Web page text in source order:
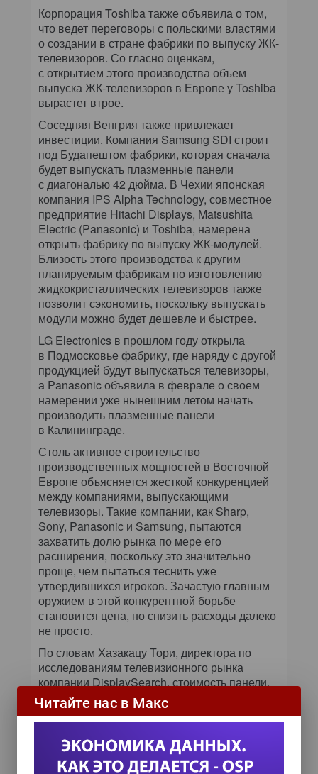
Корпорация Toshiba также объявила о том,
что ведет переговоры с польскими властями
о создании в стране фабрики по выпуску ЖК-
телевизоров. Со гласно оценкам,
с открытием этого производства объем
выпуска ЖК-телевизоров в Европе у Toshiba
вырастет втрое.
Соседняя Венгрия также привлекает
инвестиции. Компания Samsung SDI строит
под Будапештом фабрики, которая сначала
будет выпускать плазменные панели
с диагональю 42 дюйма. В Чехии японская
компания IPS Alpha Technology, совместное
предприятие Hitachi Displays, Matsushita
Electric (Panasonic) и Toshiba, намерена
открыть фабрику по выпуску ЖК-модулей.
Близость этого производства к другим
планируемым фабрикам по изготовлению
жидкокристаллических телевизоров также
позволит сэкономить, поскольку выпускать
модули можно будет дешевле и быстрее.
LG Electronics в прошлом году открыла
в Подмосковье фабрику, где наряду с другой
продукцией будут выпускаться телевизоры,
а Panasonic объявила в феврале о своем
намерении уже нынешним летом начать
производить плазменные панели
в Калининграде.
Столь активное строительство
производственных мощностей в Восточной
Европе объясняется жесткой конкуренцией
между компаниями, выпускающими
телевизоры. Такие компании, как Sharp,
Sony, Panasonic и Samsung, пытаются
захватить долю рынка по мере его
расширения, поскольку это значительно
проще, чем пытаться теснить уже
утвердившихся игроков. Зачастую главным
оружием в этой конкурентной борьбе
становится цена, но снизить расходы далеко
не просто.
По словам Хазакацу Тори, директора по
исследованиям телевизионного рынка
компании DisplaySearch, стоимость панели,
самого дорогостоящего компонента
плоскопанельного телевизора, снизить
довольно трудно, и цены ведущих
производителей практически не отличаются.
В силу этого им приходится изыскивать
Читайте нас в Макс